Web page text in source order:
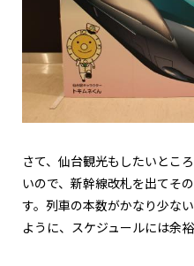
さて、仙台観光もしたいとこ
いので、新幹線改札を出てそ
す。列車の本数がかなり少な
ように、スケジュールには余裕